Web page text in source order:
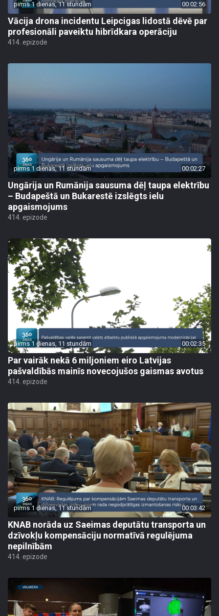
pirms 1 dienas, 11 stundām 00:02:56
Vācija drona incidentu Leipcigas lidostā dēvē par
profesionāli paveiktu hibrīdkara operāciju
414. epizode
pirms 1 dienas, 11 stundām 00:02:27
Ungārija un Rumānija sausuma dēļ taupa elektrību
– Budapeštā un Bukarestē izslēgts ielu
apgaismojums
414. epizode
pirms 1 dienas, 11 stundām 00:02:35
Par vairāk nekā 6 miljoniem eiro Latvijas
pašvaldībās mainīs novecojušos gaismas avotus
414. epizode
pirms 1 dienas, 11 stundām 00:03:42
KNAB norāda uz Saeimas deputātu transporta un
dzīvokļu kompensāciju normatīvā regulējuma
nepilnībām
414. epizode